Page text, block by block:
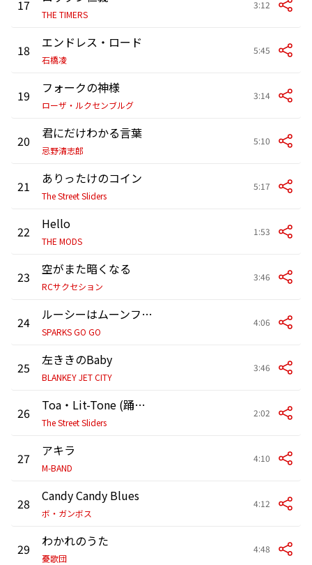
17
THE TIMERS
3:12
18 エンドレス・ロード
石橋凌
5:45
19 フォークの神様
ローザ・ルクセンブルグ
3:14
20 君にだけわかる言葉
忌野清志郎
5:10
21 ありったけのコイン
The Street Sliders
5:17
22 Hello
THE MODS
1:53
23 空がまた暗くなる
RCサクセション
3:46
24 ルーシーはムーンフェイス
SPARKS GO GO
4:06
25 左ききのBaby
BLANKEY JET CITY
3:46
26 Toa・Lit-Tone (踊ろよベイビー)
The Street Sliders
2:02
27 アキラ
M-BAND
4:10
28 Candy Candy Blues
ボ・ガンボス
4:12
29 わかれのうた
憂歌団
4:48